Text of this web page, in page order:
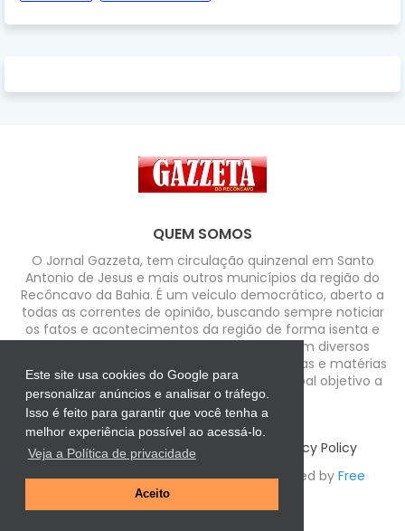
Este site usa cookies do Google para
personalizar anúncios e analisar o tráfego.
Isso é feito para garantir que você tenha a
melhor experiência possível ao acessá-lo.
Veja a Política de privacidade
Aceito
QUEM SOMOS
O Jornal Gazzeta, tem circulação quinzenal em Santo
Antonio de Jesus e mais outros municípios da região do
Recôncavo da Bahia. É um veiculo democrático, aberto a
todas as correntes de opinião, buscando sempre noticiar
os fatos e acontecimentos da região de forma isenta e
com credibilidade. Possui colaboradores em diversos
segmentos que enfocam assuntos, temáticas e matérias
de forma independente tendo como principal objetivo a
informação de qualidade...
Home About Contact us
Privacy Policy
Design by -Blogger Templates| Distributed by Free